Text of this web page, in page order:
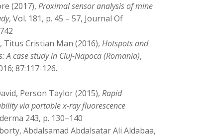
(2017), Proximal sensor analysis of mine
, Vol. 181, p. 45 – 57, Journal Of
Titus Cristian Man (2016), Hotspots and
case study in Cluj-Napoca (Romania),
87:117-126.
Person Taylor (2015), Rapid
via portable x-ray fluorescence
243, p. 130–140
Abdalsamad Abdalsatar Ali Aldabaa,